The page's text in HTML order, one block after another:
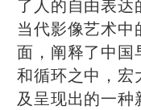
当代影像艺术中
面，阐释了中国
和循环之中，宏
及呈现出的一种